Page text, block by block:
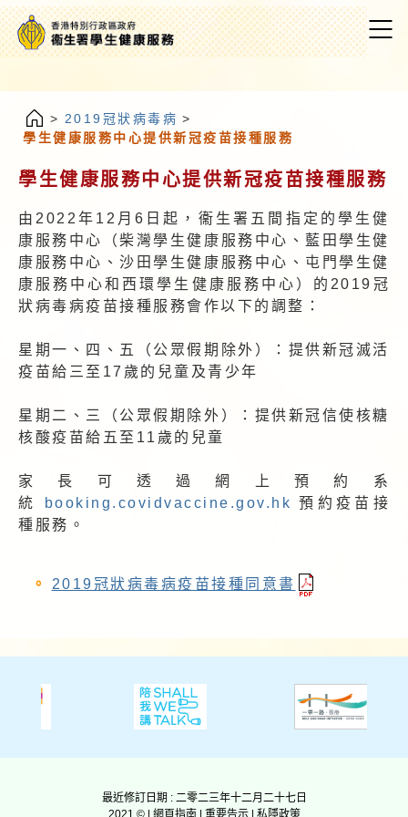
> 2019冠狀病毒病 >
學生健康服務中心提供新冠疫苗接種服務
學生健康服務中心提供新冠疫苗接種服務
由2022年12月6日起，衞生署五間指定的學生健
康服務中心（柴灣學生健康服務中心、藍田學生健
康服務中心、沙田學生健康服務中心、屯門學生健
康服務中心和西環學生健康服務中心）的2019冠
狀病毒病疫苗接種服務會作以下的調整：
星期一、四、五（公眾假期除外）：提供新冠滅活
疫苗給三至17歲的兒童及青少年
星期二、三（公眾假期除外）：提供新冠信使核糖
核酸疫苗給五至11歲的兒童
家長可透過網上預約系
統
booking.covidvaccine.gov.hk 預約疫苗接
種服務。
2019冠狀病毒病疫苗接種同意書
最近修訂日期 : 二零二三年十二月二十七日
2021 © | 網頁指南 重要告示| 私隱政策